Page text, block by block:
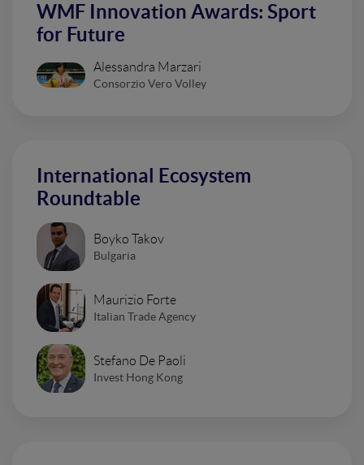
WMF Innovation Awards: Sport
for Future
Alessandra Marzari
Consorzio Vero Volley
International Ecosystem
Roundtable
Boyko Takov
Bulgaria
Maurizio Forte
Italian Trade Agency
Stefano De Paoli
Invest Hong Kong